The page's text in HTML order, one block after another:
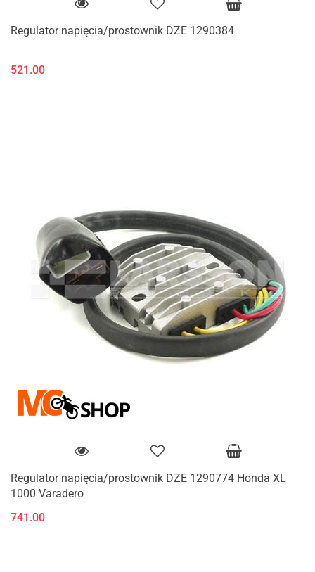
Regulator napięcia/prostownik DZE 1290384
521.00
Regulator napięcia/prostownik DZE 1290774 Honda XL
1000 Varadero
741.00